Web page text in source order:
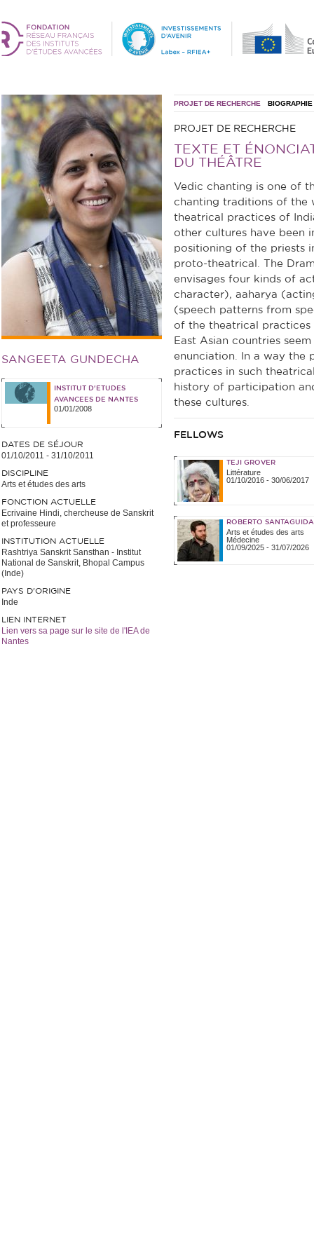
SANGEETA GUNDECHA
INSTITUT D'ETUDES
AVANCEES DE NANTES
01/01/2008
DATES DE SÉJOUR
01/10/2011 - 31/10/2011
DISCIPLINE
Arts et études des arts
FONCTION ACTUELLE
Ecrivaine Hindi, chercheuse de Sanskrit
et professeure
INSTITUTION ACTUELLE
Rashtriya Sanskrit Sansthan - Institut
National de Sanskrit, Bhopal Campus
(Inde)
PAYS D'ORIGINE
Inde
LIEN INTERNET
Lien vers sa page sur le site de l'IEA de
Nantes
PROJET DE RECHERCHE BIOGRAPHIE
PROJET DE RECHERCHE
TEXTE ET
DU THÉÂTRE
Vedic chanting is one of
chanting traditions of the
theatrical practices of
other cultures have been
positioning of the priests
proto-theatrical. The
envisages four kinds of
character), aaharya
(speech patterns from
of the theatrical practices
East Asian countries
enunciation. In a way the
practices in such
history of participation
these cultures.
FELLOWS
TEJI GROVER
Littérature
01/10/2016- 30/06/2017
ROBERTO SANTAGUIDA
Arts et études des arts
Médecine
01/09/2025- 31/07/2026